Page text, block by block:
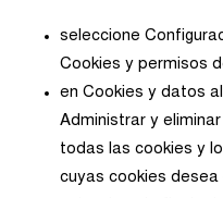
seleccione
Cookies y permisos
en Cookies y datos
Administrar y
todas las cookies y
cuyas cookies desea